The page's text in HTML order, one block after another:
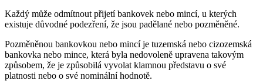
Každý může odmítnout přijetí bankovek nebo mincí, u kterých
existuje důvodné podezření, že jsou padělané nebo pozměněné.
Pozměněnou bankovkou nebo mincí je tuzemská nebo cizozemská
bankovka nebo mince, která byla nedovoleně upravena takovým
způsobem, že je způsobilá vyvolat klamnou představu o své
platnosti nebo o své nominální hodnotě.